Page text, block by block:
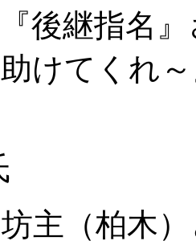
後継指名
けてくれ
主（柏木